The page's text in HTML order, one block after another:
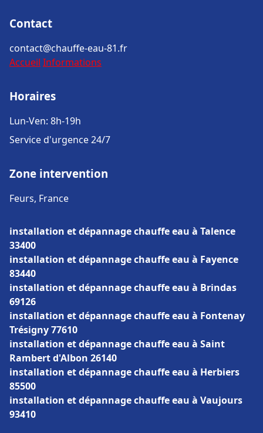
Contact
contact@chauffe-eau-81.fr
Accueil Informations
Horaires
Lun-Ven: 8h-19h
Service d'urgence 24/7
Zone intervention
Feurs, France
installation et dépannage chauffe eau à Talence
33400
installation et dépannage chauffe eau à Fayence
83440
installation et dépannage chauffe eau à Brindas
69126
installation et dépannage chauffe eau à Fontenay
Trésigny 77610
installation et dépannage chauffe eau à Saint
Rambert d'Albon 26140
installation et dépannage chauffe eau à Herbiers
85500
installation et dépannage chauffe eau à Vaujours
93410